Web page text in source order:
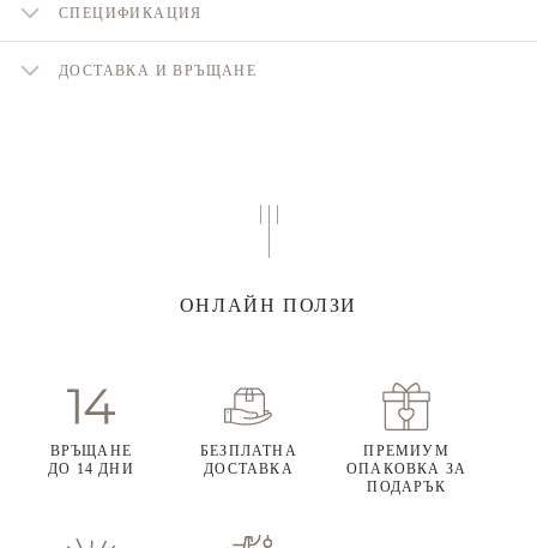
СПЕЦИФИКАЦИЯ
ДОСТАВКА И ВРЪЩАНЕ
ОНЛАЙН ПОЛЗИ
ВРЪЩАНЕ
ДО 14 ДНИ
БЕЗПЛАТНА
ДОСТАВКА
ПРЕМИУМ
ОПАКОВКА ЗА
ПОДАРЪК